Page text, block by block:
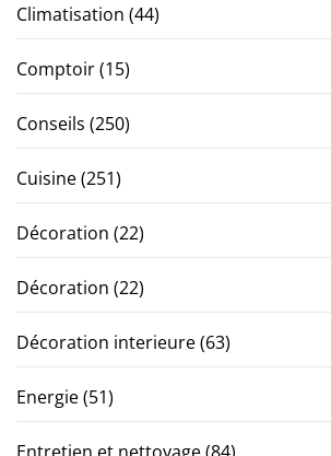
Climatisation (44)
Comptoir(15)
Conseils (250)
Cuisine(251)
Décoration (22)
Décoration (22)
Décoration interieure(63)
Energie(51)